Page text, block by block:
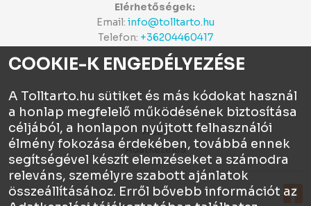
Elérhetőségek:
Email: info@tolltarto.hu
Telefon: +36204460417
Céginfo
ÁSZF
Adatkezelés
Tolltartó.hu © 2026
COOKIE-K ENGEDÉLYEZÉSE
A Tolltarto.hu sütiket és más kódokat használ
a honlap megfelelő működésének biztosítása
céljából, a honlapon nyújtott felhasználói
élmény fokozása érdekében, továbbá ennek
segítségével készít elemzéseket a számodra
releváns, személyre szabott ajánlatok
összeállításához. Erről bővebb információt az